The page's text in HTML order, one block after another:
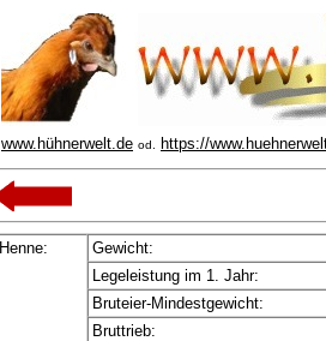
www.hühnerwelt.de od. https://
Henne:
Gewicht:
Legeleistung im 1. Jahr:
Bruteier-Mindestgewicht:
Bruttrieb: